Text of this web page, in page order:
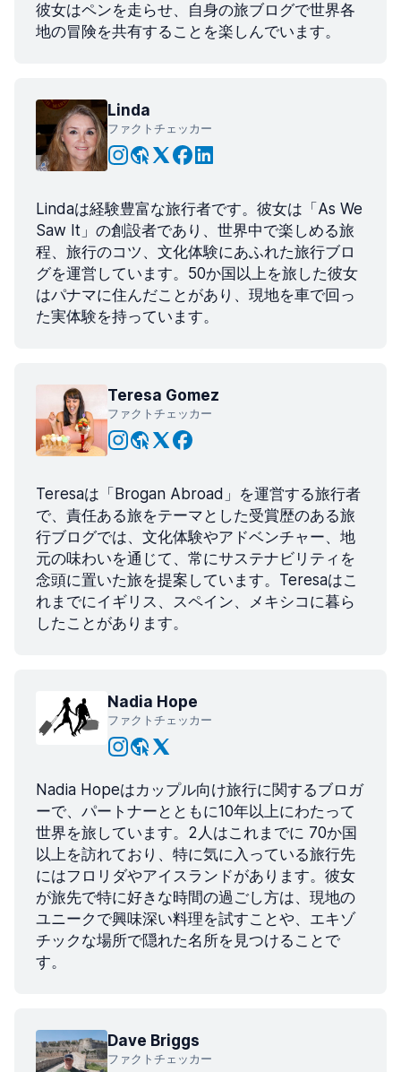
彼女はペンを走らせ、自身の旅ブログで世界各
地の冒険を共有することを楽しんでいます。
Linda
ファクトチェッカー
Lindaは経験豊富な旅行者です。彼女は「As We
Saw It」の創設者であり、世界中で楽しめる旅
程、旅行のコツ、文化体験にあふれた旅行ブロ
グを運営しています。50か国以上を旅した彼女
はパナマに住んだことがあり、現地を車で回っ
た実体験を持っています。
Teresa Gomez
ファクトチェッカー
Teresaは「Brogan Abroad」を運営する旅行者
で、責任ある旅をテーマとした受賞歴のある旅
行ブログでは、文化体験やアドベンチャー、地
元の味わいを通じて、常にサステナビリティを
念頭に置いた旅を提案しています。Teresaはこ
れまでにイギリス、スペイン、メキシコに暮ら
したことがあります。
Nadia Hope
ファクトチェッカー
Nadia Hopeはカップル向け旅行に関するブロガ
ーで、パートナーとともに10年以上にわたって
世界を旅しています。2人はこれまでに 70か国
以上を訪れており、特に気に入っている旅行先
にはフロリダやアイスランドがあります。彼女
が旅先で特に好きな時間の過ごし方は、現地の
ユニークで興味深い料理を試すことや、エキゾ
チックな場所で隠れた名所を見つけることで
す。
Dave Briggs
ファクトチェッカー